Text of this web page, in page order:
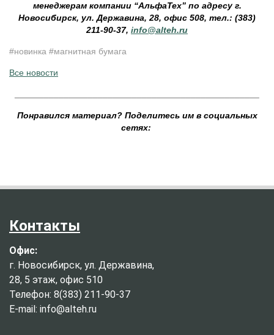
менеджерам компании “АльфаТех” по адресу г.
Новосибирск, ул. Державина, 28, офис 508, тел.: (383)
211-90-37, info@alteh.ru
#новинка #магнитная бумага
Все новости
Понравился материал? Поделитесь им в социальных
сетях:
Контакты
Офис:
г. Новосибирск, ул. Державина,
28, 5 этаж, офис 510
Телефон: 8(383) 211-90-37
E-mail: info@alteh.ru